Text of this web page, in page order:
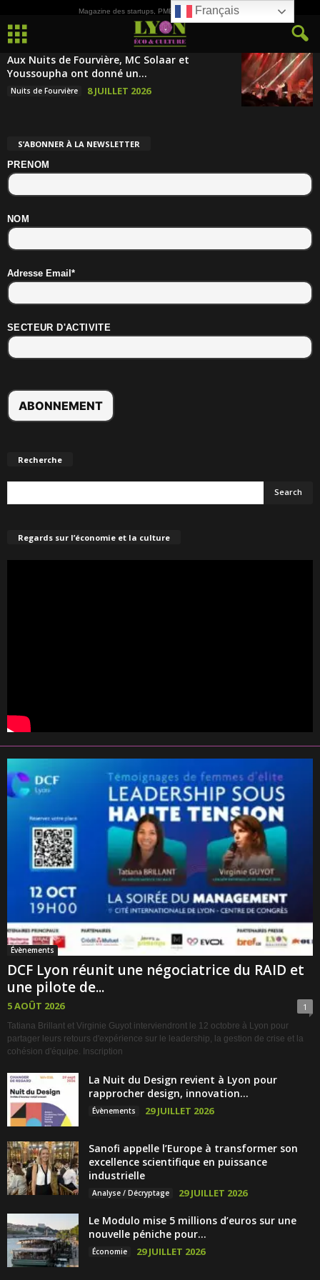
Magazine des startups, PME, ETI et de la Culture
Aux Nuits de Fourvière, MC Solaar et
Youssoupha ont donné un...
Nuits de Fourvière 8 JUILLET 2026
S’ABONNER À LA NEWSLETTER
PRENOM
NOM
Adresse Email*
SECTEUR D'ACTIVITE
Recherche
Regards sur l’économie et la culture
Évènements
DCF Lyon réunit une négociatrice du RAID et
une pilote de...
5 AOÛT 2026 1
Tatiana Brillant et Virginie Guyot interviendront le 12 octobre à Lyon pour
partager leurs retours d'expérience sur le leadership, la gestion de crise et la
cohésion d'équipe. Inscription
La Nuit du Design revient à Lyon pour
rapprocher design, innovation...
Évènements 29 JUILLET 2026
Sanofi appelle l’Europe à transformer son
excellence scientifique en puissance
industrielle
Analyse / Décryptage 29 JUILLET 2026
Le Modulo mise 5 millions d’euros sur une
nouvelle péniche pour...
Économie 29 JUILLET 2026
Français